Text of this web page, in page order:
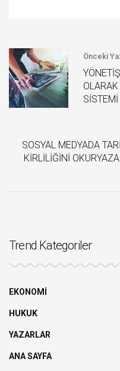
Önceki
OLARAK
SİSTEMİ
SOSYAL MEDYADA
KİRLİLİĞİNİ
Trend Kategoriler
EKONOMİ
HUKUK
YAZARLAR
ANA SAYFA